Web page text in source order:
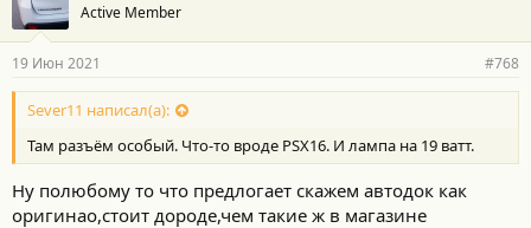
Active Member
19 Июн 2021 #768
Sever11 написал(а):
Там разъём особый. Что-то вроде PSX16. И лампа на 19 ватт.
Ну полюбому то что предлогает скажем автодок как
оригинао,стоит дороде,чем такие ж в магазине